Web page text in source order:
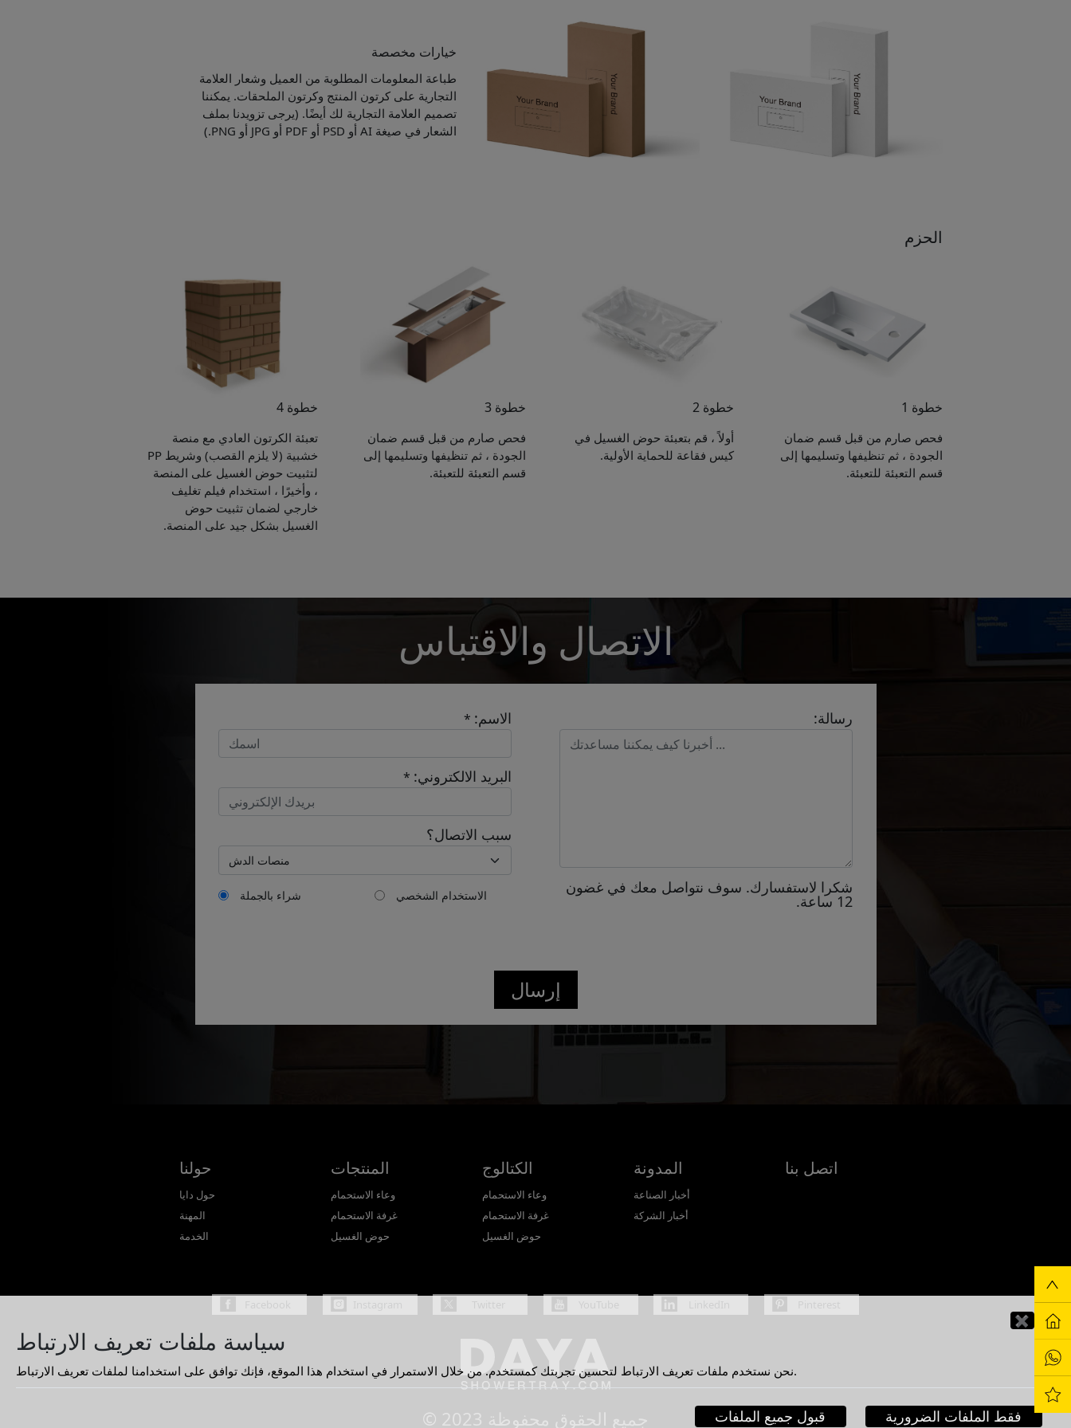
خيارات مخصصة
طباعة المعلومات المطلوبة من العميل وشعار العلامة
التجارية على كرتون المنتج وكرتون الملحقات. يمكننا
تصميم العلامة التجارية لك أيضًا. (يرجى تزويدنا بملف
الشعار في صيغة AI أو PSD أو PDF أو JPG أو PNG.)
الحزم
خطوة 1
فحص صارم من قبل قسم ضمان
الجودة ، ثم تنظيفها وتسليمها إلى
قسم التعبئة للتعبئة.
خطوة 2
أولاً ، قم بتعبئة حوض الغسيل في
كيس فقاعة للحماية الأولية.
خطوة 3
فحص صارم من قبل قسم ضمان
الجودة ، ثم تنظيفها وتسليمها إلى
قسم التعبئة للتعبئة.
خطوة 4
تعبئة الكرتون العادي مع منصة
خشبية (لا يلزم القصب) وشريط PP
لتثبيت حوض الغسيل على المنصة
، وأخيرًا ، استخدام فيلم تغليف
خارجي لضمان تثبيت حوض
الغسيل بشكل جيد على المنصة.
Get Catalogue
Please leave your contact information,the catalogue will be sent
Confirmed
الاتصال والاقتباس
الاسم: *
البريد الالكتروني: *
سبب الاتصال؟
شراء بالجملة الاستخدام الشخصي
رسالة:
شكرا لاستفسارك. سوف نتواصل معك في غضون
12 ساعة.
إرسال
حولنا
حول دايا
المهنة
الخدمة
المنتجات
وعاء الاستحمام
غرفة الاستحمام
حوض الغسيل
الكتالوج
وعاء الاستحمام
غرفة الاستحمام
حوض الغسيل
المدونة
أخبار الصناعة
أخبار الشركة
اتصل بنا
© 2023 جميع الحقوق محفوظة
✖
سياسة ملفات تعريف الارتباط
نحن نستخدم ملفات تعريف الارتباط لتحسين تجربتك كمستخدم. من خلال الاستمرار في استخدام هذا الموقع، فإنك توافق على استخدامنا لملفات تعريف الارتباط.
قبول جميع الملفات فقط الملفات الضرورية